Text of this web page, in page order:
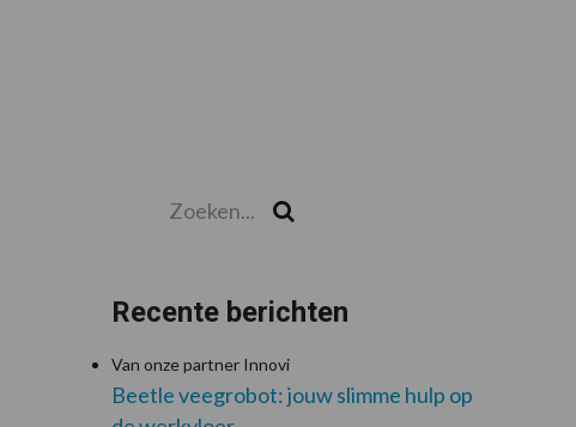
Recente berichten
Van onze partner Innovi
Beetle veegrobot: jouw slimme hulp op